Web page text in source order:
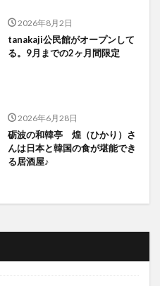
2026年8月2日
tanakaji公民館がオープンして
る。9月までの2ヶ月間限定
2026年6月28日
砺波の和韓亭 煌（ひかり）さ
んは日本と韓国の食が堪能でき
る居酒屋♪